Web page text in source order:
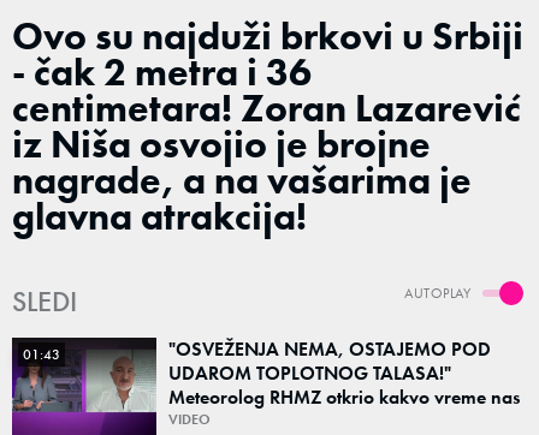
Ovo su najduži brkovi u Srbiji
- čak 2 metra i 36
centimetara! Zoran Lazarević
iz Niša osvojio je brojne
nagrade, a na vašarima je
glavna atrakcija!
AUTOPLAY
SLEDI
01:43
"OSVEŽENJA NEMA, OSTAJEMO POD
UDAROM TOPLOTNOG TALASA!"
Meteorolog RHMZ otkrio kakvo vreme nas
čeka do kraja avgusta
VIDEO